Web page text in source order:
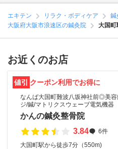
エキテン リラク・ボディケア 鍼
大阪府大阪市浪速区の鍼灸院
大国町
お近くのお店
値引 クーポン利用でお得に
なんば大国町難波八坂神社前◎美
ジ/鍼/マトリクスウェーブ電気機器
かんの鍼灸整骨院
3.84
6件
大国町駅から徒歩7分（550m)